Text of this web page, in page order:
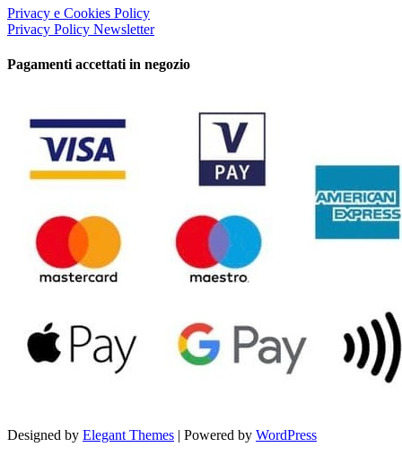
Privacy e Cookies Policy
Privacy Policy Newsletter
Pagamenti accettati in negozio
Designed by Elegant Themes | Powered by WordPress